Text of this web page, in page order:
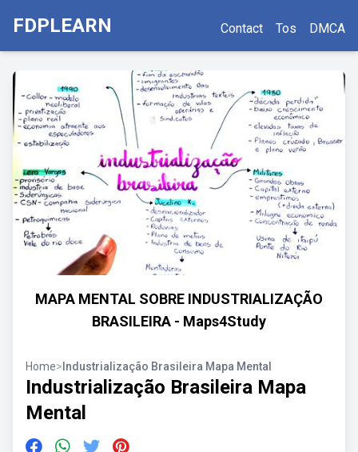
FDPLEARN Contact Tos DMCA
MAPA MENTAL SOBRE INDUSTRIALIZAÇÃO
BRASILEIRA - Maps4Study
Home> Industrialização Brasileira Mapa Mental
Industrialização Brasileira Mapa
Mental